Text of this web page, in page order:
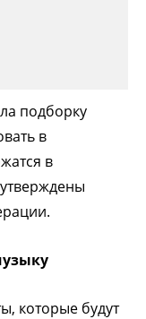
подборку
в
в
которые будут